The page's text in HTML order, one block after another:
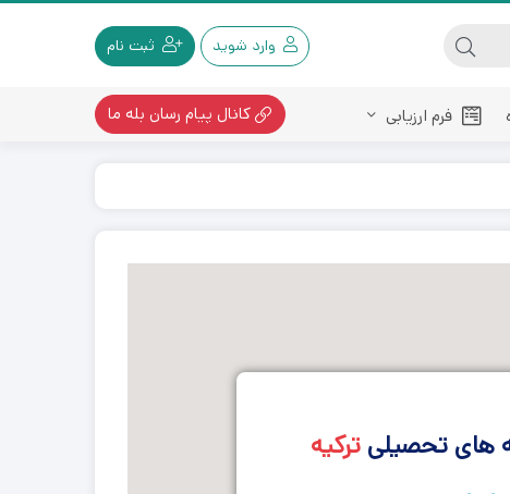
وارد شوید ثبت نام
فرم ارزیابی کانال پیام رسان بله ما
های تحصیلیترکیه